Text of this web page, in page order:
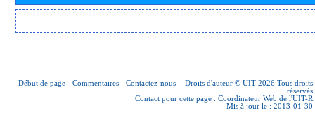
Début de page - Commentaires - Contactez-nous - Droits d'auteur © UIT 2026 Tous droits
réservés
Contact pour cette page : Coordinateur Web de l'UIT-R
Mis à jour le : 2013-01-30